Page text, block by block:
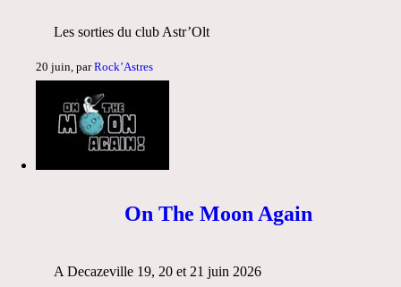
Les sorties du club Astr’Olt
20 juin, parRock’Astres
On The Moon Again
A Decazeville 19, 20 et 21 juin 2026